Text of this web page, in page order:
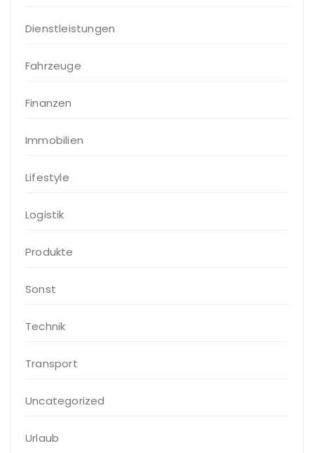
Dienstleistungen
Fahrzeuge
Finanzen
Immobilien
Lifestyle
Logistik
Produkte
Sonst
Technik
Transport
Uncategorized
Urlaub